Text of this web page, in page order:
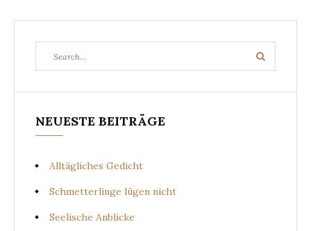
for:
Search
NEUESTE BEITRÄGE
Alltägliches Gedicht
Schmetterlinge lügen nicht
Seelische Anblicke